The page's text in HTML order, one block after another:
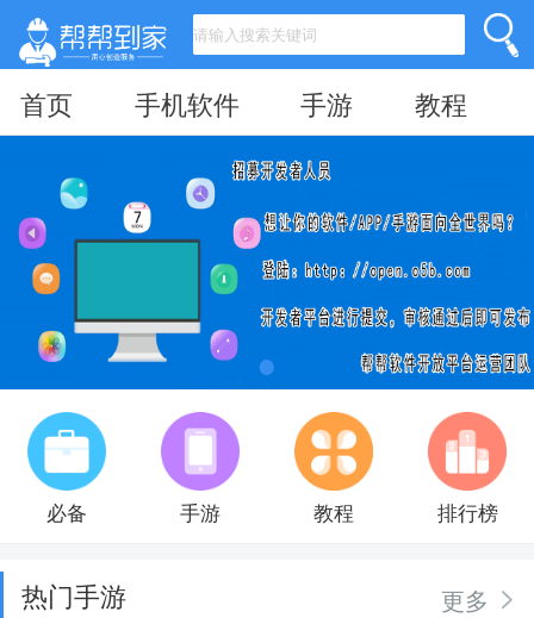
首页 手机软件 手游 教程
必备 手游 教程 排行榜
热门手游 更多